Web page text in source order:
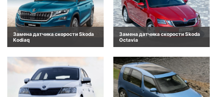
Замена датчика скорости Skoda
Kodiaq
Замена датчика скорости Skoda
Octavia